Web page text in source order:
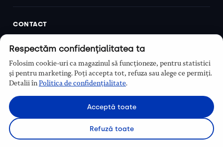
CONTACT
Sector 6, București, România
Program
Luni–Vineri, 9:00 – 16:00
Respectăm confidențialitatea ta
Folosim cookie-uri ca magazinul să funcționeze, pentru statistici
și pentru marketing. Poți accepta tot, refuza sau alege ce permiți.
Detalii înPolitica de confidențialitate.
Acceptă toate
Refuză toate